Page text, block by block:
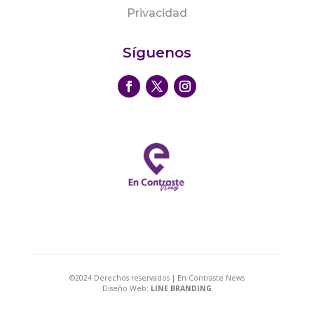
Privacidad
Síguenos
©2024 Derechos reservados | En Contraste News
Diseño Web: LINE BRANDING